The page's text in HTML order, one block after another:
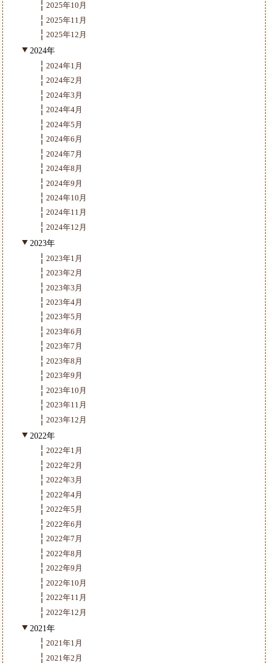
2025年10月
2025年11月
2025年12月
2024年
2024年1月
2024年2月
2024年3月
2024年4月
2024年5月
2024年6月
2024年7月
2024年8月
2024年9月
2024年10月
2024年11月
2024年12月
2023年
2023年1月
2023年2月
2023年3月
2023年4月
2023年5月
2023年6月
2023年7月
2023年8月
2023年9月
2023年10月
2023年11月
2023年12月
2022年
2022年1月
2022年2月
2022年3月
2022年4月
2022年5月
2022年6月
2022年7月
2022年8月
2022年9月
2022年10月
2022年11月
2022年12月
2021年
2021年1月
2021年2月